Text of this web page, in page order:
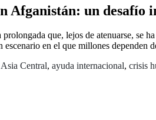
Afganistán: un desafío
que, lejos de atenuarse, se
en el que millones dependen
Asia Central, ayuda internacional, crisis